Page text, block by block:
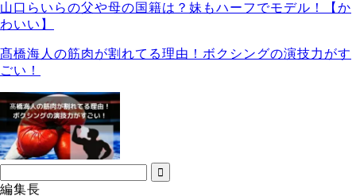
山口らいらの父や母の国籍は？妹もハーフでモデル！【か
わいい】
髙橋海人の筋肉が割れてる理由！ボクシングの演技力がす
ごい！
編集長